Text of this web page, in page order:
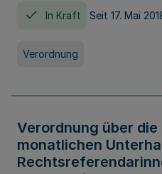
In Kraft Seit 17. Mai
Verordnung
Verordnung über
monatlichen